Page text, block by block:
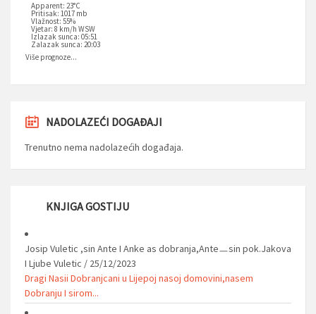
Apparent: 23°C
Pritisak: 1017 mb
Vlažnost: 55%
Vjetar: 8 km/h WSW
Izlazak sunca: 05:51
Zalazak sunca: 20:03
Više prognoze...
NADOLAZEĆI DOGAĐAJI
Trenutno nema nadolazećih događaja.
KNJIGA GOSTIJU
Josip Vuletic ,sin Ante I Anke as dobranja,Anteㅡsin pok.Jakova
I Ljube Vuletic / 25/12/2023
Dragi Nasii Dobranjcani u Lijepoj nasoj domovini,nasem
Dobranju I sirom...